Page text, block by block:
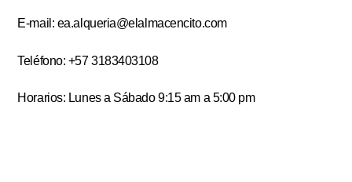
E-mail: ea.alqueria@elalmacencito.com
Teléfono: +57 3183403108
Horarios: Lunes a Sábado 9:15 am a 5:00 pm